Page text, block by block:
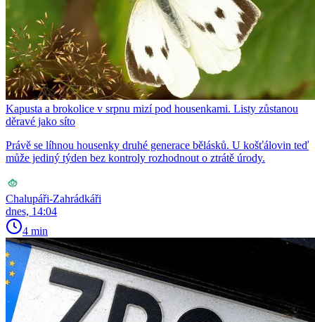
Kapusta a brokolice v srpnu mizí pod housenkami. Listy zůstanou
děravé jako síto
Právě se líhnou housenky druhé generace bělásků. U košťálovin teď
může jediný týden bez kontroly rozhodnout o ztrátě úrody.
Chalupáři-Zahrádkáři
dnes, 14:04
4 min